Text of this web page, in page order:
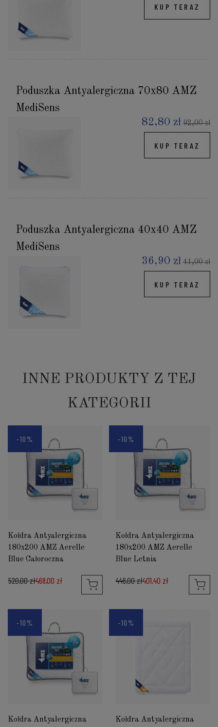
KUP TERAZ
Poduszka Antyalergiczna 70x80 AMZ
MediSens
82,80 zł 92,00 zł
KUP TERAZ
Poduszka Antyalergiczna 40x40 AMZ
MediSens
36,90 zł 41,00 zł
KUP TERAZ
INNE PRODUKTY Z TEJ
KATEGORII
Kołdra Antyalergiczna
180x200 AMZ Aerelle
Blue Całoroczna
520,00 zł468,00 zł
-10%
Kołdra Antyalergiczna
180x200 AMZ Aerelle
Blue Letnia
446,00 zł401,40 zł
-10%
Kołdra Antyalergiczna
-10%
Kołdra Antyalergiczna
-10%